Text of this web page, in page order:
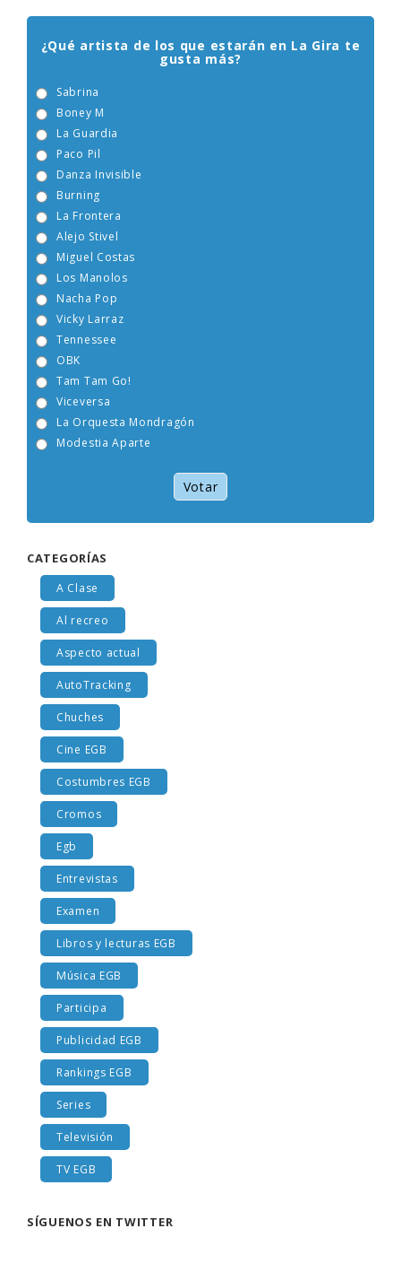
¿Qué artista de los que estarán en La Gira te
gusta más?
Sabrina
Boney M
La Guardia
Paco Pil
Danza Invisible
Burning
La Frontera
Alejo Stivel
Miguel Costas
Los Manolos
Nacha Pop
Vicky Larraz
Tennessee
OBK
Tam Tam Go!
Viceversa
La Orquesta Mondragón
Modestia Aparte
Votar
CATEGORÍAS
A Clase
Al recreo
Aspecto actual
AutoTracking
Chuches
Cine EGB
Costumbres EGB
Cromos
Egb
Entrevistas
Examen
Libros y lecturas EGB
Música EGB
Participa
Publicidad EGB
Rankings EGB
Series
Televisión
TV EGB
SÍGUENOS EN TWITTER